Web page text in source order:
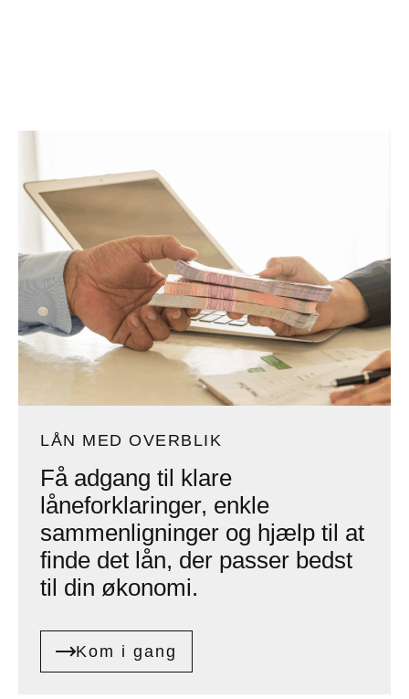
LÅN MED OVERBLIK
Få adgang til klare
låneforklaringer, enkle
sammenligninger og hjælp til at
finde det lån, der passer bedst
til din økonomi.
Kom i gang